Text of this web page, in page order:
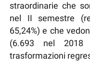
straordinarie che
nel II semestre
65,24%) e che
(6.693 nel
trasformazioni